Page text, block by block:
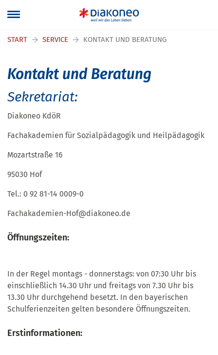
START SERVICE KONTAKT UND BERATUNG
Kontakt und Beratung
Sekretariat:
Diakoneo KdöR
Fachakademien für Sozialpädagogik und Heilpädagogik
Mozartstraße 16
95030 Hof
Tel.: 0 92 81-14 0009-0
Fachakademien-Hof@diakoneo.de
Öffnungszeiten:
In der Regel montags - donnerstags: von 07:30 Uhr bis
einschließlich 14.30 Uhr und freitags von 7.30 Uhr bis
13.30 Uhr durchgehend besetzt. In den bayerischen
Schulferienzeiten gelten besondere Öffnungszeiten.
Erstinformationen: